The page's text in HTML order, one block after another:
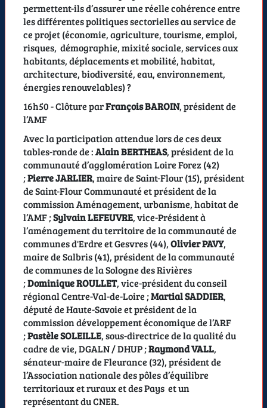
permettent-ils d’assurer une réelle cohérence entre
les différentes politiques sectorielles au service de
ce projet (économie, agriculture, tourisme, emploi,
risques, démographie, mixité sociale, services aux
habitants, déplacements et mobilité, habitat,
architecture, biodiversité, eau, environnement,
énergies renouvelables) ?
16h50 - Clôture parFrançois BAROIN, président de
l’AMF
Avec la participation attendue lors de ces deux
tables-ronde de :Alain BERTHEAS, président de la
communauté d’agglomération Loire Forez (42)
;Pierre JARLIER, maire de Saint-Flour (15), président
de Saint-Flour Communauté et président de la
commission Aménagement, urbanisme, habitat de
l’AMF ;Sylvain LEFEUVRE, vice-Président à
l’aménagement du territoire de la communauté de
communes d'Erdre et Gesvres (44),Olivier PAVY,
maire de Salbris (41), président de la communauté
de communes de la Sologne des Rivières
;Dominique ROULLET, vice-président du conseil
régional Centre-Val-de-Loire ;Martial SADDIER,
député de Haute-Savoie et président de la
commission développement économique de l’ARF
;Pastèle SOLEILLE, sous-directrice de la qualité du
cadre de vie, DGALN / DHUP ;Raymond VALL,
sénateur-maire de Fleurance (32), président de
l’Association nationale des pôles d’équilibre
territoriaux et ruraux et des Pays et un
représentant du CNER.